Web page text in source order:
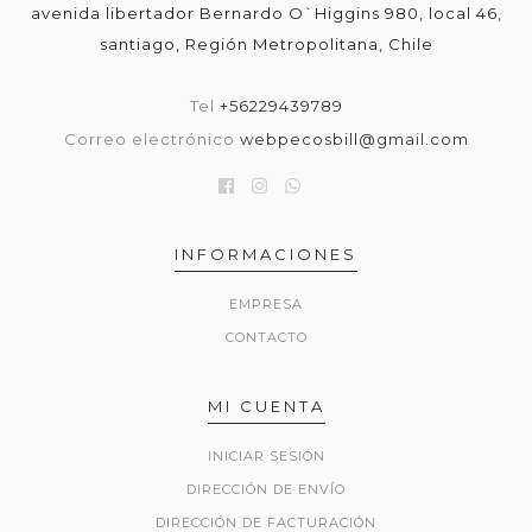
avenida libertador Bernardo O`Higgins 980, local 46,
santiago, Región Metropolitana, Chile
Tel +56229439789
Correo electrónico webpecosbill@gmail.com
INFORMACIONES
EMPRESA
CONTACTO
MI CUENTA
INICIAR SESIÓN
DIRECCIÓN DE ENVÍO
DIRECCIÓN DE FACTURACIÓN